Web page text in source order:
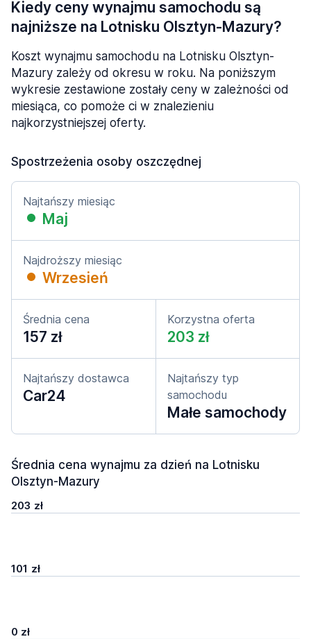
Kiedy ceny wynajmu samochodu są
najniższe na Lotnisku Olsztyn-Mazury?
Koszt wynajmu samochodu na Lotnisku Olsztyn-
Mazury zależy od okresu w roku. Na poniższym
wykresie zestawione zostały ceny w zależności od
miesiąca, co pomoże ci w znalezieniu
najkorzystniejszej oferty.
Spostrzeżenia osoby oszczędnej
Najtańszy miesiąc
Maj
Najdroższy miesiąc
Wrzesień
Średnia cena
157 zł
Korzystna oferta
203 zł
Najtańszy dostawca
Car24
Najtańszy typ
samochodu
Małe samochody
Średnia cena wynajmu za dzień na Lotnisku
Olsztyn-Mazury
203 zł
101 zł
0 zł